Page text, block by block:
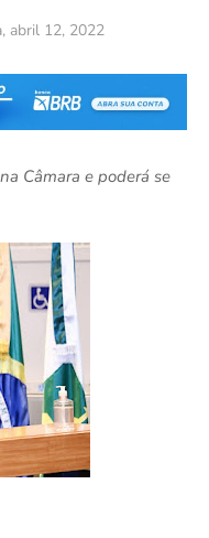
abril 12, 2022
Câmara e poderá se